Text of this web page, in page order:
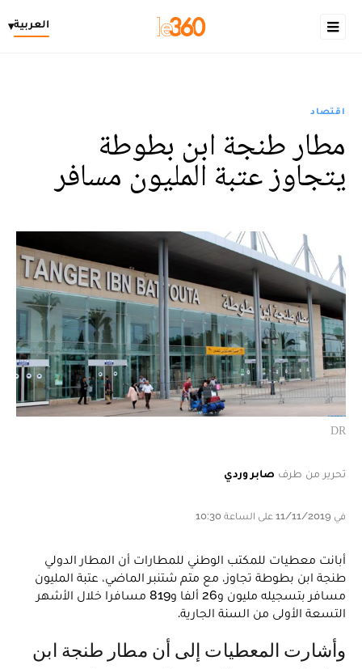
العربية▾
اقتصاد
مطار طنجة ابن بطوطة
يتجاوز عتبة المليون مسافر
DR
تحرير من طرف صابر وردي
في 11/11/2019 على الساعة 10:30
أبانت معطيات للمكتب الوطني للمطارات أن المطار الدولي
طنجة ابن بطوطة تجاوز، مع متم شتنبر الماضي، عتبة المليون
مسافر بتسجيله مليون و26 ألفا و819 مسافرا خلال الأشهر
التسعة الأولى من السنة الجارية.
وأشارت المعطيات إلى أن مطار طنجة ابن